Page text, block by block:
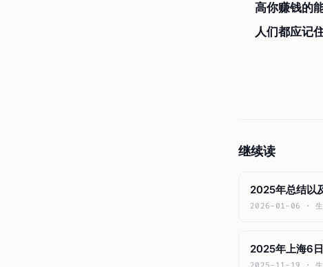
高你赚钱的
人们都应记
继续读
2025年总结以
2026-01-06 · 生
2025年上海6